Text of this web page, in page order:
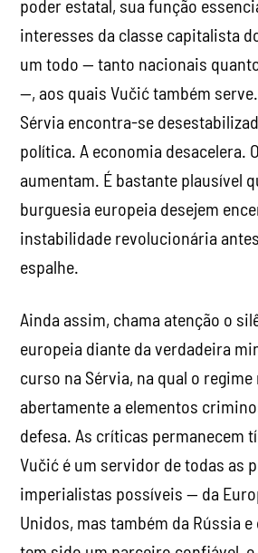
poder estatal, sua função
interesses da classe capitalista
um todo — tanto nacionais
—, aos quais Vučić também
Sérvia encontra-se
política. A economia desacelera.
aumentam. É bastante plausível
burguesia europeia desejem
instabilidade revolucionária
espalhe.
Ainda assim, chama atenção o
europeia diante da verdadeira
curso na Sérvia, na qual o
abertamente a elementos
defesa. As críticas permanecem
Vučić é um servidor de todas as
imperialistas possíveis — da
Unidos, mas também da Rússia